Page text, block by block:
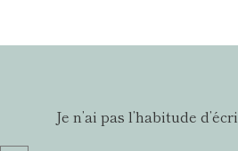
Je n’ai pas l’habitude